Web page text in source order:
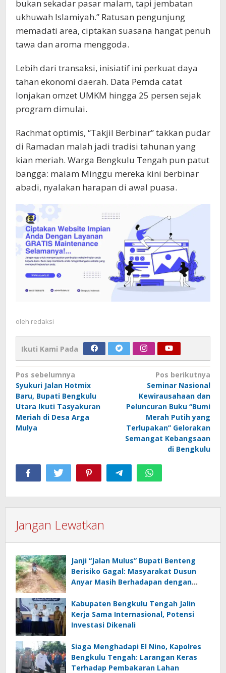
bukan sekadar pasar malam, tapi jembatan
ukhuwah Islamiyah.” Ratusan pengunjung
memadati area, ciptakan suasana hangat penuh
tawa dan aroma menggoda.
Lebih dari transaksi, inisiatif ini perkuat daya
tahan ekonomi daerah. Data Pemda catat
lonjakan omzet UMKM hingga 25 persen sejak
program dimulai.
Rachmat optimis, “Takjil Berbinar” takkan pudar
di Ramadan malah jadi tradisi tahunan yang
kian meriah. Warga Bengkulu Tengah pun patut
bangga: malam Minggu mereka kini berbinar
abadi, nyalakan harapan di awal puasa.
oleh redaksi
Ikuti Kami Pada
Navigasi
pos
Pos sebelumnya
Syukuri Jalan Hotmix
Baru, Bupati Bengkulu
Utara Ikuti Tasyakuran
Meriah di Desa Arga
Mulya
Pos berikutnya
Seminar Nasional
Kewirausahaan dan
Peluncuran Buku “Bumi
Merah Putih yang
Terlupakan” Gelorakan
Semangat Kebangsaan
di Bengkulu
Jangan Lewatkan
Janji “Jalan Mulus” Bupati Benteng
Berisiko Gagal: Masyarakat Dusun
Anyar Masih Berhadapan dengan
Kabupaten Bengkulu Tengah Jalin
Kerja Sama Internasional, Potensi
Investasi Dikenali
Siaga Menghadapi El Nino, Kapolres
Bengkulu Tengah: Larangan Keras
Terhadap Pembakaran Lahan